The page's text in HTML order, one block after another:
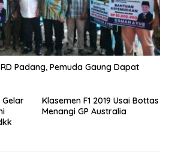
Padang, Pemuda Gaung Dapat
Gelar
Klasemen F1 2019 Usai Bottas
Menangi GP Australia